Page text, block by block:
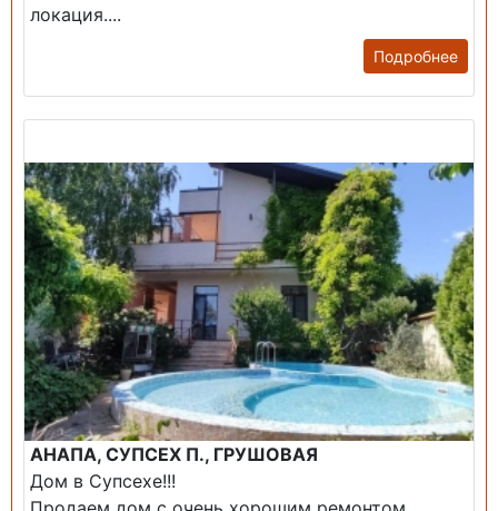
локация....
Подробнее
АНАПА, СУПСЕХ П., ГРУШОВАЯ
Дом в Супсехе!!!